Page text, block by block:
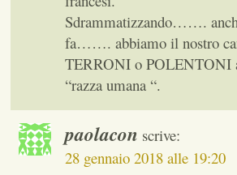
Sdrammatizzando…….
fa……. abbiamo il nostro
TERRONI o POLENTONI
“razza umana “.
paolacon scrive:
28 gennaio 2018 alle 19:20